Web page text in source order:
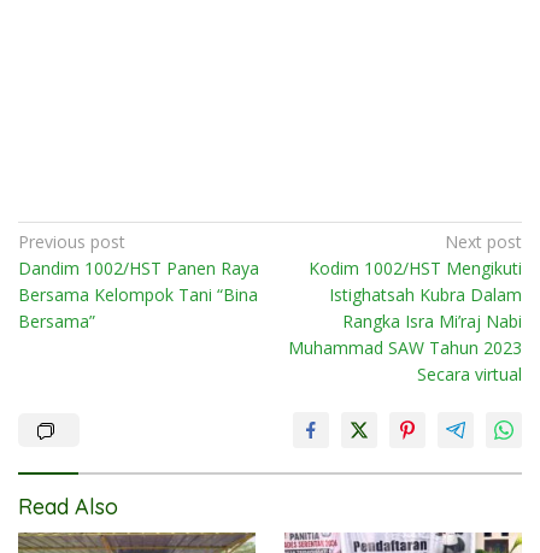
Post
navigation
Previous post
Dandim 1002/HST Panen Raya
Bersama Kelompok Tani “Bina
Bersama”
Next post
Kodim 1002/HST Mengikuti
Istighatsah Kubra Dalam
Rangka Isra Mi’raj Nabi
Muhammad SAW Tahun 2023
Secara virtual
Read Also